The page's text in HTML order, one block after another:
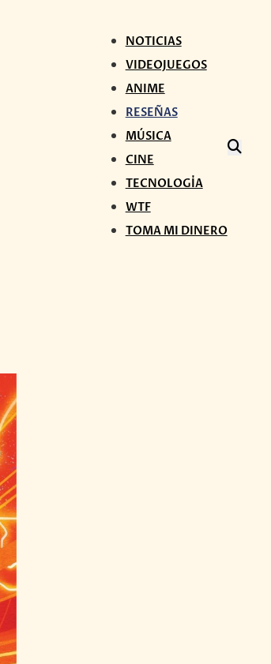
NOTICIAS
VIDEOJUEGOS
ANIME
RESEÑAS
MÚSICA
CINE
TECNOLOGÍA
WTF
TOMA MI DINERO